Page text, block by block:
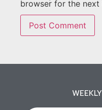
browser for the next